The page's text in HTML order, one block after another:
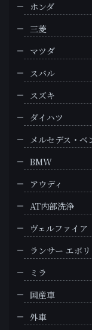
ホンダ
三菱
マツダ
スバル
スズキ
ダイハツ
メルセデス・ベ
BMW
アウディ
AT内部洗浄
ヴェルファイア
ランサー エボ
ミラ
国産車
外車